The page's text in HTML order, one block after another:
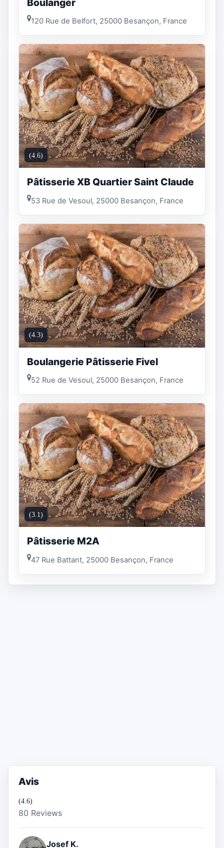
120 Rue de Belfort, 25000 Besançon, France
(4.6)
Pâtisserie XB Quartier Saint Claude
53 Rue de Vesoul, 25000 Besançon, France
(4.3)
Boulangerie Pâtisserie Fivel
52 Rue de Vesoul, 25000 Besançon, France
(3.1)
Pâtisserie M2A
47 Rue Battant, 25000 Besançon, France
Avis
(4.6)
80 Reviews
Josef K.